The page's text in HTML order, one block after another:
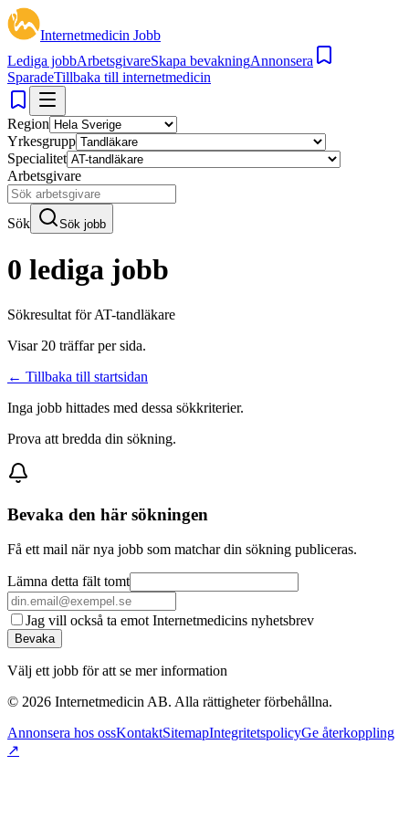
Internetmedicin Jobb
Lediga jobbArbetsgivareSkapa bevakningAnnonsera
SparadeTillbaka till internetmedicin
Region
Yrkesgrupp
Specialitet
Arbetsgivare
Sök Sök jobb
0 lediga jobb
Sökresultat förAT-tandläkare
Visar 20 träffar per sida.
← Tillbaka till startsidan
Inga jobb hittades med dessa sökkriterier.
Prova att bredda din sökning.
Bevaka den här sökningen
Få ett mail när nya jobb som matchar din sökning publiceras.
Lämna detta fält tomt
Jag vill också ta emot Internetmedicins nyhetsbrev
Bevaka
Välj ett jobb för att se mer information
© 2026 Internetmedicin AB. Alla rättigheter förbehållna.
Annonsera hos ossKontaktSitemapIntegritetspolicyGe återkoppling
↗